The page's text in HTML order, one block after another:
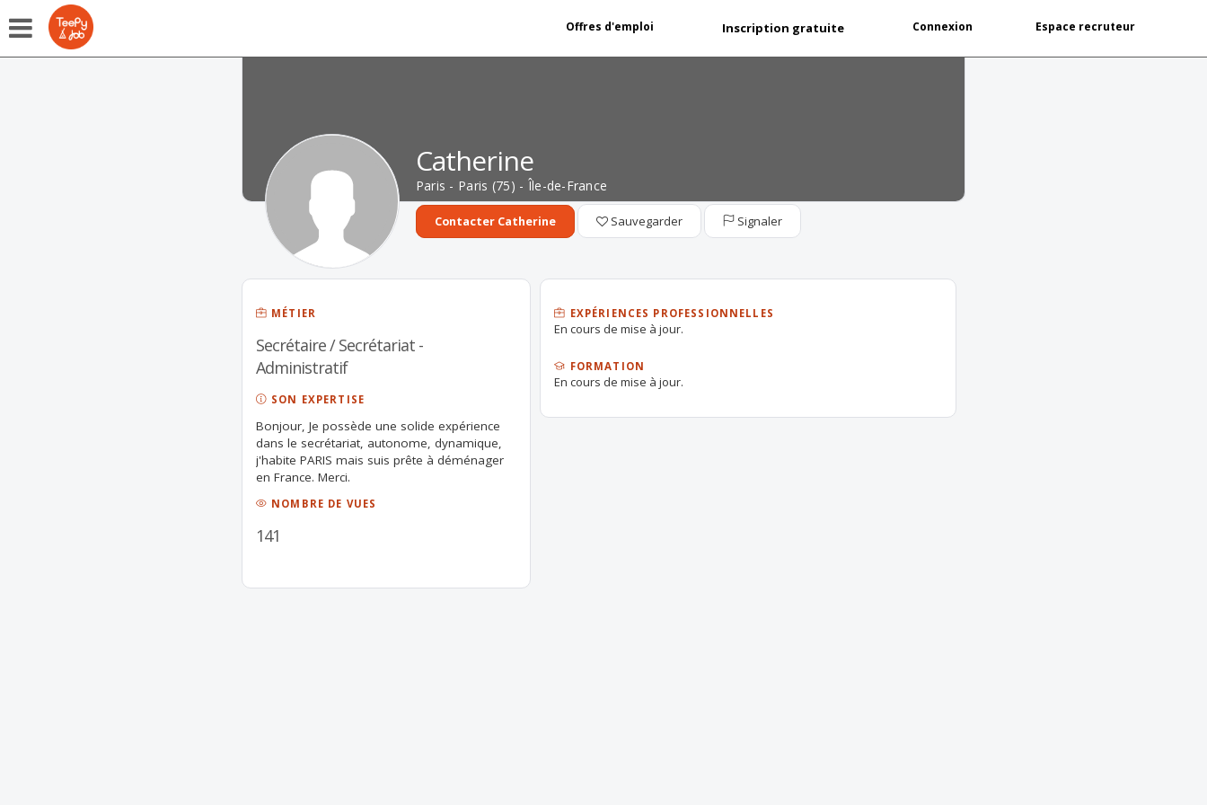
Offres d'emploi Inscription gratuite Connexion Espace recruteur
Catherine
Paris - Paris (75) - Île-de-France
Contacter Catherine Sauvegarder Signaler
MÉTIER
Secrétaire / Secrétariat -
Administratif
SON EXPERTISE
Bonjour, Je possède une solide expérience
dans le secrétariat, autonome, dynamique,
j'habite PARIS mais suis prête à déménager
en France. Merci.
NOMBRE DE VUES
141
EXPÉRIENCES PROFESSIONNELLES
En cours de mise à jour.
FORMATION
En cours de mise à jour.